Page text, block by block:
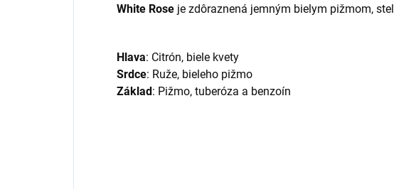
White Rose je zdôraznená jemným bielym pižmom,
Hlava: Citrón, biele kvety
Srdce: Ruže, bieleho pižmo
Základ : Pižmo, tuberóza a benzoín